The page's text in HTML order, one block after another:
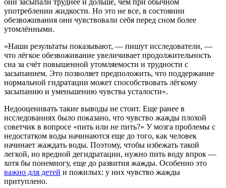
употреблении жидкости. Но это не все, в состоянии
обезвоживания они чувствовали себя перед сном более
утомлёнными.
«Наши результаты показывают, — пишут исследователи, —
что лёгкое обезвоживание увеличивает продолжительность
сна за счёт повышенной утомляемости и трудности с
засыпанием. Это позволяет предположить, что поддержание
нормальной гидратации может способствовать лёгкому
засыпанию и уменьшению чувства усталости».
Недооценивать такие выводы не стоит. Еще ранее в
исследованиях было показано, что чувство жажды плохой
советчик в вопросе «пить или не пить?» У мозга проблемы с
недостатком воды начинаются еще до того, как человек
начинает жаждать воды. Поэтому, чтобы избежать такой
легкой, но вредной дегидратации, нужно пить воду впрок —
хотя бы понемногу, еще до развития жажды. Особенно это
важно для детей и пожилых: у них чувство жажды
притуплено.